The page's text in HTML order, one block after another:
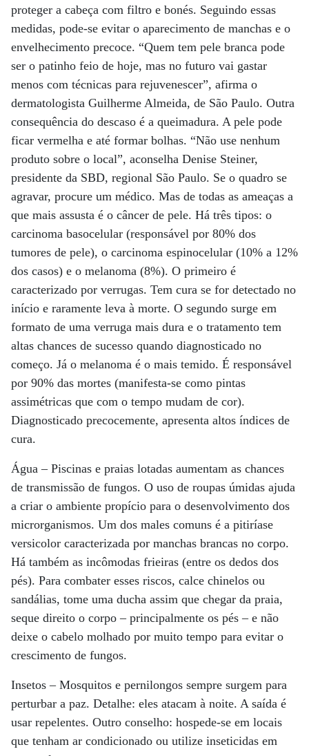
proteger a cabeça com filtro e bonés. Seguindo essas
medidas, pode-se evitar o aparecimento de manchas e o
envelhecimento precoce. “Quem tem pele branca pode
ser o patinho feio de hoje, mas no futuro vai gastar
menos com técnicas para rejuvenescer”, afirma o
dermatologista Guilherme Almeida, de São Paulo. Outra
consequência do descaso é a queimadura. A pele pode
ficar vermelha e até formar bolhas. “Não use nenhum
produto sobre o local”, aconselha Denise Steiner,
presidente da SBD, regional São Paulo. Se o quadro se
agravar, procure um médico. Mas de todas as ameaças a
que mais assusta é o câncer de pele. Há três tipos: o
carcinoma basocelular (responsável por 80% dos
tumores de pele), o carcinoma espinocelular (10% a 12%
dos casos) e o melanoma (8%). O primeiro é
caracterizado por verrugas. Tem cura se for detectado no
início e raramente leva à morte. O segundo surge em
formato de uma verruga mais dura e o tratamento tem
altas chances de sucesso quando diagnosticado no
começo. Já o melanoma é o mais temido. É responsável
por 90% das mortes (manifesta-se como pintas
assimétricas que com o tempo mudam de cor).
Diagnosticado precocemente, apresenta altos índices de
cura.
Água – Piscinas e praias lotadas aumentam as chances
de transmissão de fungos. O uso de roupas úmidas ajuda
a criar o ambiente propício para o desenvolvimento dos
microrganismos. Um dos males comuns é a pitiríase
versicolor caracterizada por manchas brancas no corpo.
Há também as incômodas frieiras (entre os dedos dos
pés). Para combater esses riscos, calce chinelos ou
sandálias, tome uma ducha assim que chegar da praia,
seque direito o corpo – principalmente os pés – e não
deixe o cabelo molhado por muito tempo para evitar o
crescimento de fungos.
Insetos – Mosquitos e pernilongos sempre surgem para
perturbar a paz. Detalhe: eles atacam à noite. A saída é
usar repelentes. Outro conselho: hospede-se em locais
que tenham ar condicionado ou utilize inseticidas em